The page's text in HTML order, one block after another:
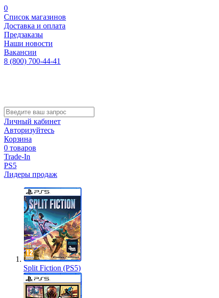
0
Список магазинов
Доставка и оплата
Предзаказы
Наши новости
Вакансии
8 (800) 700-44-41
Личный кабинет
Авторизуйтесь
Корзина
0 товаров
Trade-In
PS5
Лидеры продаж
Split Fiction (PS5)